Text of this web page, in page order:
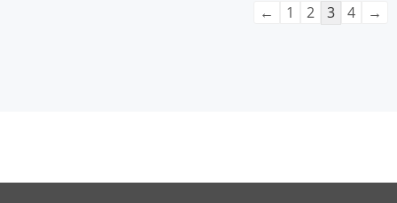
Navigation
← 1 2 3 4 →